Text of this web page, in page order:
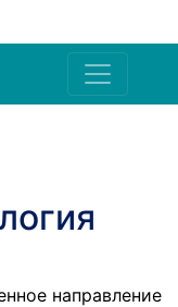
направление